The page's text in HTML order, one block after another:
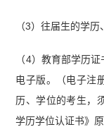
（3）往届生的学
（4）教育部学历
电子版。（电子注
历、学位的考生，
学历学位认证书》原